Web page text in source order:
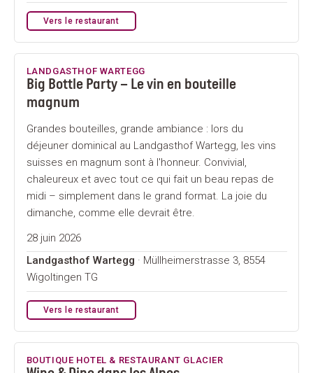
Vers le restaurant
LANDGASTHOF WARTEGG
Big Bottle Party – Le vin en bouteille
magnum
Grandes bouteilles, grande ambiance : lors du
déjeuner dominical au Landgasthof Wartegg, les vins
suisses en magnum sont à l'honneur. Convivial,
chaleureux et avec tout ce qui fait un beau repas de
midi – simplement dans le grand format. La joie du
dimanche, comme elle devrait être.
28 juin 2026
Landgasthof Wartegg · Müllheimerstrasse 3, 8554
Wigoltingen TG
Vers le restaurant
BOUTIQUE HOTEL & RESTAURANT GLACIER